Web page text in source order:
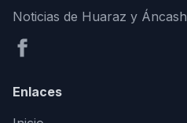
Noticias de Huaraz y Áncash
Enlaces